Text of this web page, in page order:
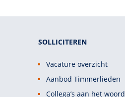
SOLLICITEREN
Vacature overzicht
Aanbod Timmerlieden
Collega’s aan het woord